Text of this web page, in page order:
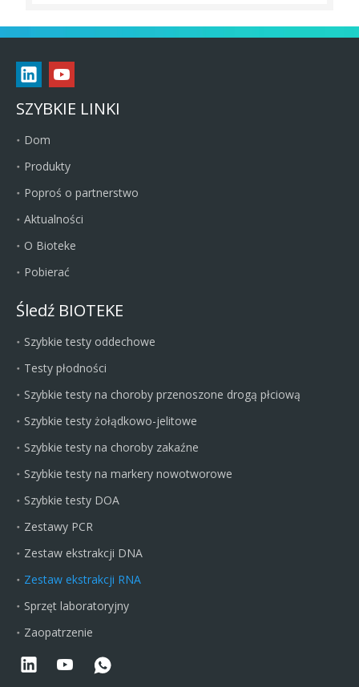
SZYBKIE LINKI
Dom
Produkty
Poproś o partnerstwo
Aktualności
O Bioteke
Pobierać
Śledź BIOTEKE
Szybkie testy oddechowe
Testy płodności
Szybkie testy na choroby przenoszone drogą płciową
Szybkie testy żołądkowo-jelitowe
Szybkie testy na choroby zakaźne
Szybkie testy na markery nowotworowe
Szybkie testy DOA
Zestawy PCR
Zestaw ekstrakcji DNA
Zestaw ekstrakcji RNA
Sprzęt laboratoryjny
Zaopatrzenie